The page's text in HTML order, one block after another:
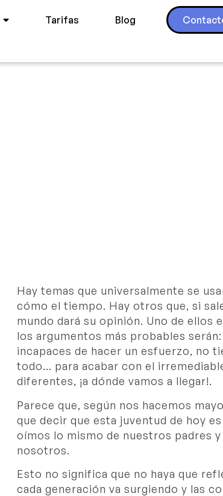
Tarifas Blog
Hay temas que universalmente se
cómo el tiempo. Hay otros que, si
mundo dará su opinión. Uno de ellos
los argumentos más probables
incapaces de hacer un esfuerzo, no
todo… para acabar con el
diferentes, ¡a dónde vamos a llegar!.
Parece que, según nos hacemos
que decir que esta juventud de hoy
oímos lo mismo de nuestros padres
nosotros.
Esto no significa que no haya que
cada generación va surgiendo y las